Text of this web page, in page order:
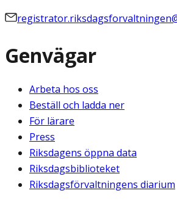
Genvägar
Arbeta hos oss
Beställ och ladda ner
För lärare
Press
Riksdagens öppna data
Riksdagsbiblioteket
Riksdagsförvaltningens diarium